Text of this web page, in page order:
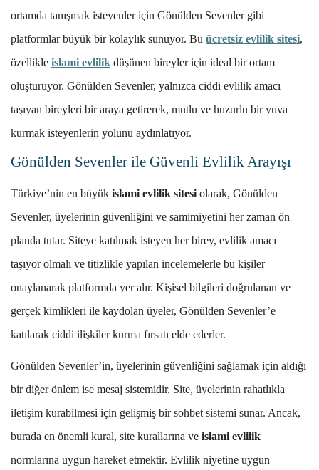
ortamda tanışmak isteyenler için Gönülden Sevenler gibi
platformlar büyük bir kolaylık sunuyor. Bu ücretsiz evlilik sitesi,
özellikle islami evlilik düşünen bireyler için ideal bir ortam
oluşturuyor. Gönülden Sevenler, yalnızca ciddi evlilik amacı
taşıyan bireyleri bir araya getirerek, mutlu ve huzurlu bir yuva
kurmak isteyenlerin yolunu aydınlatıyor.
Gönülden Sevenler ile Güvenli Evlilik Arayışı
Türkiye’nin en büyük islami evlilik sitesi olarak, Gönülden
Sevenler, üyelerinin güvenliğini ve samimiyetini her zaman ön
planda tutar. Siteye katılmak isteyen her birey, evlilik amacı
taşıyor olmalı ve titizlikle yapılan incelemelerle bu kişiler
onaylanarak platformda yer alır. Kişisel bilgileri doğrulanan ve
gerçek kimlikleri ile kaydolan üyeler, Gönülden Sevenler’e
katılarak ciddi ilişkiler kurma fırsatı elde ederler.
Gönülden Sevenler’in, üyelerinin güvenliğini sağlamak için aldığı
bir diğer önlem ise mesaj sistemidir. Site, üyelerinin rahatlıkla
iletişim kurabilmesi için gelişmiş bir sohbet sistemi sunar. Ancak,
burada en önemli kural, site kurallarına ve islami evlilik
normlarına uygun hareket etmektir. Evlilik niyetine uygun